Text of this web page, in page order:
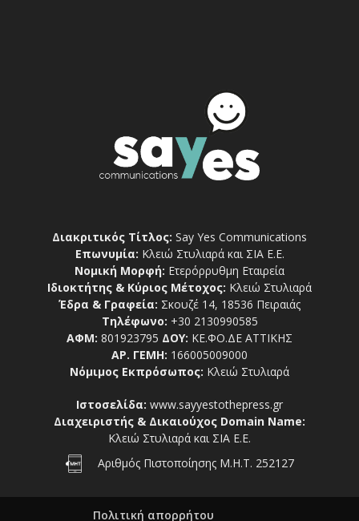
Διακριτικός Τίτλος: Say Yes Communications
Επωνυμία: Κλειώ Στυλιαρά και ΣΙΑ Ε.Ε.
Νομική Μορφή: Ετερόρρυθμη Εταιρεία
Ιδιοκτήτης & Κύριος Μέτοχος: Κλειώ Στυλιαρά
Έδρα & Γραφεία: Σκουζέ 14, 18536 Πειραιάς
Τηλέφωνο: +30 2130990585
ΑΦΜ: 801923795 ΔΟΥ: ΚΕ.ΦΟ.ΔΕ ΑΤΤΙΚΗΣ
ΑΡ. ΓΕΜΗ: 166005009000
Νόμιμος Εκπρόσωπος: Κλειώ Στυλιαρά
Ιστοσελίδα: www.sayyestothepress.gr
Διαχειριστής & Δικαιούχος Domain Name:
Κλειώ Στυλιαρά και ΣΙΑ Ε.Ε.
Αριθμός Πιστοποίησης Μ.Η.Τ. 252127
Πολιτική απορρήτου